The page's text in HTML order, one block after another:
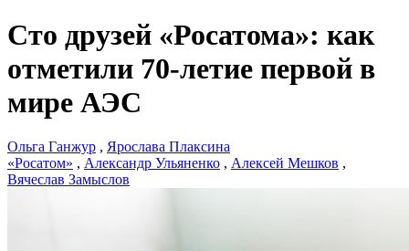
Сто друзей «Росатома»: как
отметили 70-летие первой в
мире АЭС
Ольга Ганжур , Ярослава Плаксина
«Росатом» , Александр Ульяненко , Алексей Мешков ,
Вячеслав Замыслов